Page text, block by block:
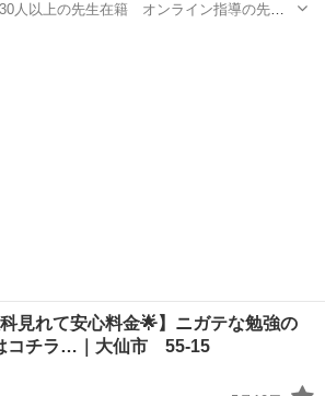
30人以上の先生在籍 オンライン指導の先生
科見れて安心料金🌟】ニガテな勉強の
コチラ…｜大仙市 55-15